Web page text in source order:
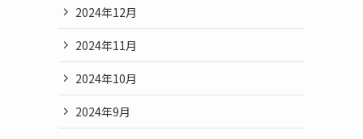
2024年12月
2024年11月
2024年10月
2024年9月